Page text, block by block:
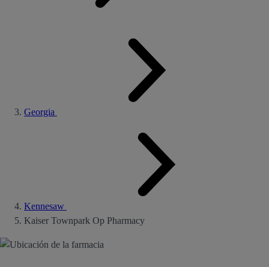
Georgia
Kennesaw
Kaiser Townpark Op Pharmacy